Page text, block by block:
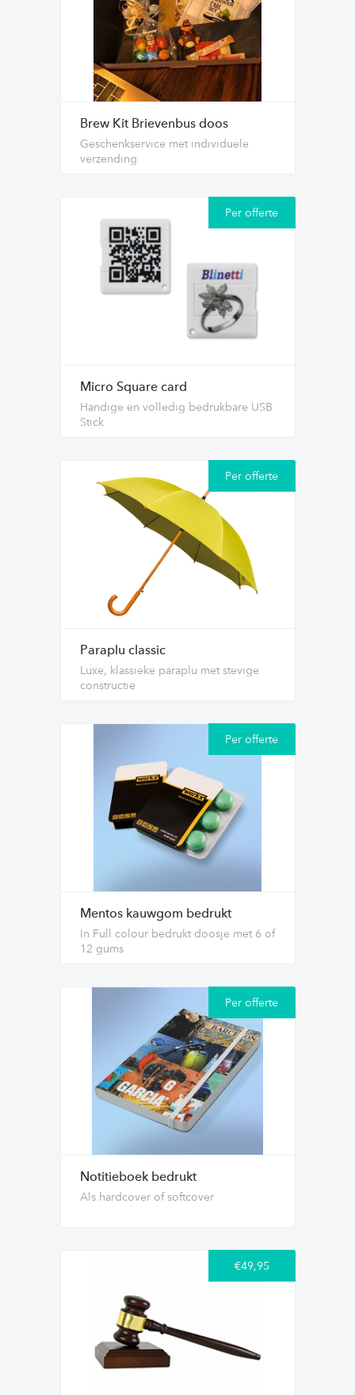
Brew Kit Brievenbus doos
Geschenkservice met individuele
verzending
Per offerte
Micro Square card
Handige en volledig bedrukbare USB
Stick
Per offerte
Paraplu classic
Luxe, klassieke paraplu met stevige
constructie
Per offerte
Mentos kauwgom bedrukt
In Full colour bedrukt doosje met 6 of
12 gums
Per offerte
Notitieboek bedrukt
Als hardcover of softcover
€49,95